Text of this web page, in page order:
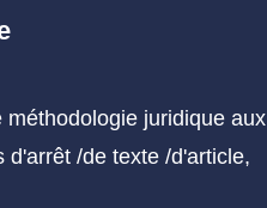
juridique aux
/de texte /d'article,